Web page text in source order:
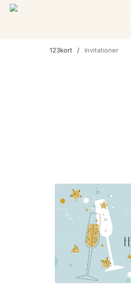
123kort Invitationer